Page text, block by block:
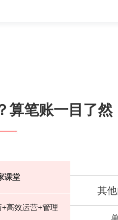
算笔账一目了然
课堂
高效运营+管理
其